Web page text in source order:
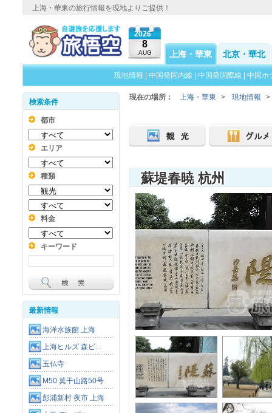
上海・華東の旅行情報を現地よりご提供！
2026
8
AUG 上海・華東 北京・華北
現地情報 中国発国内線 中国発国際線 中国ホ
検索条件
都市
エリア
種類
料金
キーワード
最新情報
海洋水族館 上海
上海ヒルズ 森ビ...
玉仏寺
M50 莫干山路50号
彭浦新村 夜市 上海
現在の場所： 上海・華東 > 現地情報 >
蘇堤春暁 杭州